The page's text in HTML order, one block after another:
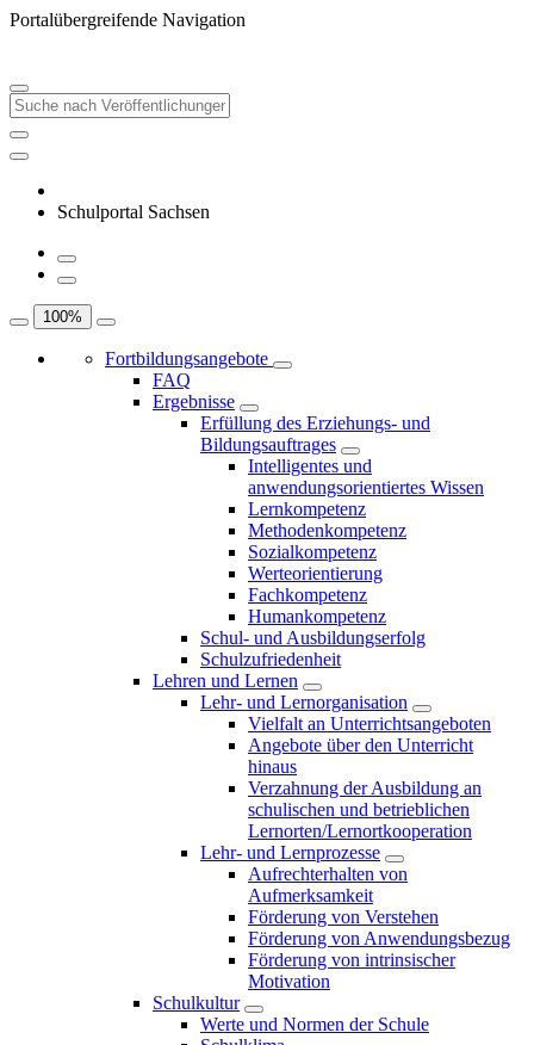
Portalübergreifende Navigation
Schulportal Sachsen
100%
Fortbildungsangebote
FAQ
Ergebnisse
Erfüllung des Erziehungs- und
Bildungsauftrages
Intelligentes und
anwendungsorientiertes Wissen
Lernkompetenz
Methodenkompetenz
Sozialkompetenz
Werteorientierung
Fachkompetenz
Humankompetenz
Schul- und Ausbildungserfolg
Schulzufriedenheit
Lehren und Lernen
Lehr- und Lernorganisation
Vielfalt an Unterrichtsangeboten
Angebote über den Unterricht
hinaus
Verzahnung der Ausbildung an
schulischen und betrieblichen
Lernorten/Lernortkooperation
Lehr- und Lernprozesse
Aufrechterhalten von
Aufmerksamkeit
Förderung von Verstehen
Förderung von Anwendungsbezug
Förderung von intrinsischer
Motivation
Schulkultur
Werte und Normen der Schule